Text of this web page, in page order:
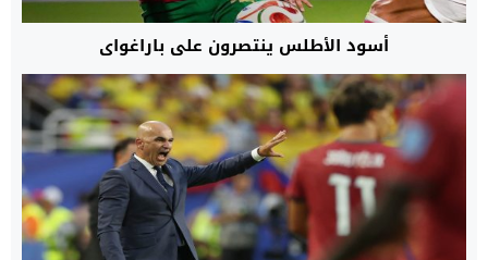
أسود الأطلس ينتصرون على باراغواي